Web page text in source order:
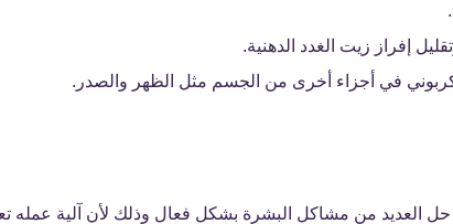
إفراز زيت الغدد الدهنية.
في أجزاء أخرى من الجسم مثل الظهر والصدر.
حل العديد من مشاكل البشرة بشكل فعال وذلك لأن آلية عمله